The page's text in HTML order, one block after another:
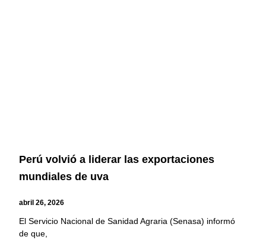
Perú volvió a liderar las exportaciones
mundiales de uva
abril 26, 2026
El Servicio Nacional de Sanidad Agraria (Senasa) informó
de que,